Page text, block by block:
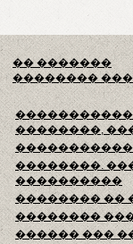
�� �������
��������
��������,
��������.
����������
�������� ��
��������
������ ���